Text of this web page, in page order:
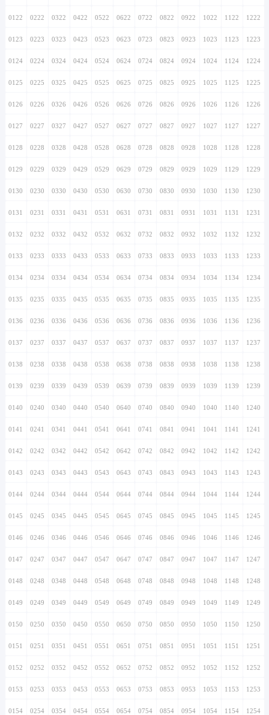
0122 0222 0322 0422 0522 0622 0722 0822 0922 1022 1122 1222
0123 0223 0323 0423 0523 0623 0723 0823 0923 1023 1123 1223
0124 0224 0324 0424 0524 0624 0724 0824 0924 1024 1124 1224
0125 0225 0325 0425 0525 0625 0725 0825 0925 1025 1125 1225
0126 0226 0326 0426 0526 0626 0726 0826 0926 1026 1126 1226
0127 0227 0327 0427 0527 0627 0727 0827 0927 1027 1127 1227
0128 0228 0328 0428 0528 0628 0728 0828 0928 1028 1128 1228
0129 0229 0329 0429 0529 0629 0729 0829 0929 1029 1129 1229
0130 0230 0330 0430 0530 0630 0730 0830 0930 1030 1130 1230
0131 0231 0331 0431 0531 0631 0731 0831 0931 1031 1131 1231
0132 0232 0332 0432 0532 0632 0732 0832 0932 1032 1132 1232
0133 0233 0333 0433 0533 0633 0733 0833 0933 1033 1133 1233
0134 0234 0334 0434 0534 0634 0734 0834 0934 1034 1134 1234
0135 0235 0335 0435 0535 0635 0735 0835 0935 1035 1135 1235
0136 0236 0336 0436 0536 0636 0736 0836 0936 1036 1136 1236
0137 0237 0337 0437 0537 0637 0737 0837 0937 1037 1137 1237
0138 0238 0338 0438 0538 0638 0738 0838 0938 1038 1138 1238
0139 0239 0339 0439 0539 0639 0739 0839 0939 1039 1139 1239
0140 0240 0340 0440 0540 0640 0740 0840 0940 1040 1140 1240
0141 0241 0341 0441 0541 0641 0741 0841 0941 1041 1141 1241
0142 0242 0342 0442 0542 0642 0742 0842 0942 1042 1142 1242
0143 0243 0343 0443 0543 0643 0743 0843 0943 1043 1143 1243
0144 0244 0344 0444 0544 0644 0744 0844 0944 1044 1144 1244
0145 0245 0345 0445 0545 0645 0745 0845 0945 1045 1145 1245
0146 0246 0346 0446 0546 0646 0746 0846 0946 1046 1146 1246
0147 0247 0347 0447 0547 0647 0747 0847 0947 1047 1147 1247
0148 0248 0348 0448 0548 0648 0748 0848 0948 1048 1148 1248
0149 0249 0349 0449 0549 0649 0749 0849 0949 1049 1149 1249
0150 0250 0350 0450 0550 0650 0750 0850 0950 1050 1150 1250
0151 0251 0351 0451 0551 0651 0751 0851 0951 1051 1151 1251
0152 0252 0352 0452 0552 0652 0752 0852 0952 1052 1152 1252
0153 0253 0353 0453 0553 0653 0753 0853 0953 1053 1153 1253
0154 0254 0354 0454 0554 0654 0754 0854 0954 1054 1154 1254